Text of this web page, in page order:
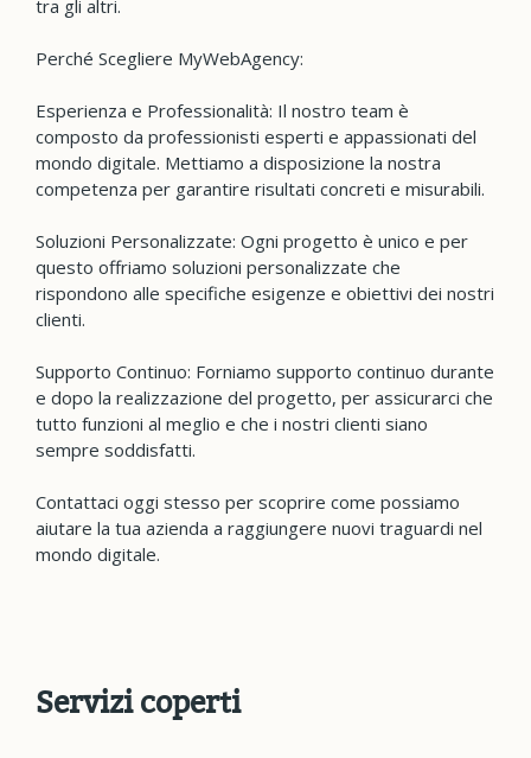
tra gli altri.
Perché Scegliere MyWebAgency:
Esperienza e Professionalità: Il nostro team è
composto da professionisti esperti e appassionati del
mondo digitale. Mettiamo a disposizione la nostra
competenza per garantire risultati concreti e misurabili.
Soluzioni Personalizzate: Ogni progetto è unico e per
questo offriamo soluzioni personalizzate che
rispondono alle specifiche esigenze e obiettivi dei nostri
clienti.
Supporto Continuo: Forniamo supporto continuo durante
e dopo la realizzazione del progetto, per assicurarci che
tutto funzioni al meglio e che i nostri clienti siano
sempre soddisfatti.
Contattaci oggi stesso per scoprire come possiamo
aiutare la tua azienda a raggiungere nuovi traguardi nel
mondo digitale.
Servizi coperti